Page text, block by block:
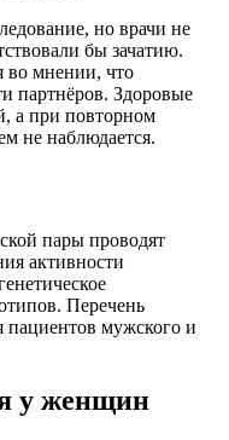
но врачи не
бы зачатию.
во мнении, что
партнёров. Здоровые
а при повторном
не наблюдается.
пары проводят
активности
Перечень
пациентов мужского и
у женщин